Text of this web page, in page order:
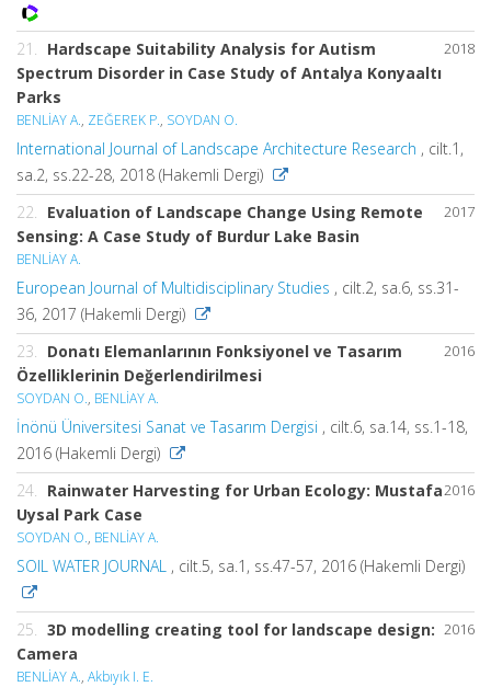
2018
21.
Hardscape Suitability Analysis for Autism
Spectrum Disorder in Case Study of Antalya Konyaaltı
Parks
BENLİAY A., ZEĞEREK P., SOYDAN O.
International Journal of Landscape Architecture Research , cilt.1,
sa.2, ss.22-28, 2018 (Hakemli Dergi)
2017
22.
Evaluation of Landscape Change Using Remote
Sensing: A Case Study of Burdur Lake Basin
BENLİAY A.
European Journal of Multidisciplinary Studies , cilt.2, sa.6, ss.31-
36, 2017 (Hakemli Dergi)
2016
23.
Donatı Elemanlarının Fonksiyonel ve Tasarım
Özelliklerinin Değerlendirilmesi
SOYDAN O., BENLİAY A.
İnönü Üniversitesi Sanat ve Tasarım Dergisi , cilt.6, sa.14, ss.1-18,
2016 (Hakemli Dergi)
2016
24.
Rainwater Harvesting for Urban Ecology: Mustafa
Uysal Park Case
SOYDAN O., BENLİAY A.
SOIL WATER JOURNAL , cilt.5, sa.1, ss.47-57, 2016 (Hakemli Dergi)
2016
25.
3D modelling creating tool for landscape design:
Camera
BENLİAY A., Akbıyık I. E.